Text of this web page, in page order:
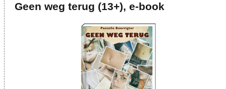
Geen weg terug (13+), e-book